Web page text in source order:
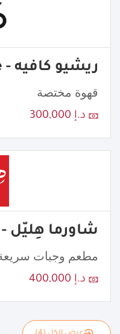
ريشيو كافيه - Ratio Cafe
قهوة مختصة
د.إ 300,000
شاورما هِليّل - Hlayel shawarma
مطعم وجبات
د.إ 400,000